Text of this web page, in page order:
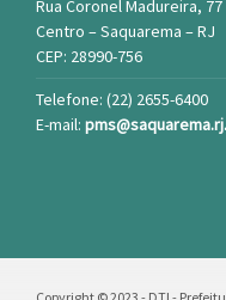
Rua Coronel Madureira, 77
Centro – Saquarema – RJ
CEP: 28990-756
Telefone: (22) 2655-6400
E-mail: